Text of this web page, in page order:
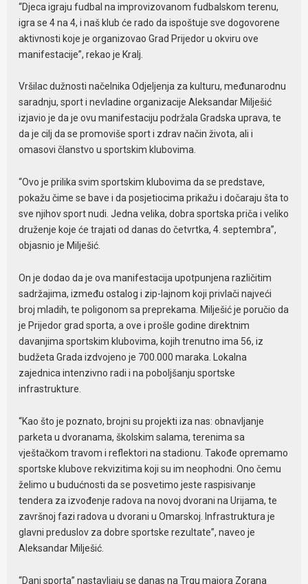
“Djeca igraju fudbal na improvizovanom fudbalskom terenu,
igra se 4 na 4, i naš klub će rado da ispoštuje sve dogovorene
aktivnosti koje je organizovao Grad Prijedor u okviru ove
manifestacije”, rekao je Kralj.
Vršilac dužnosti načelnika Odjeljenja za kulturu, međunarodnu
saradnju, sport i nevladine organizacije Aleksandar Milješić
izjavio je da je ovu manifestaciju podržala Gradska uprava, te
da je cilj da se promoviše sport i zdrav način života, ali i
omasovi članstvo u sportskim klubovima.
“Ovo je prilika svim sportskim klubovima da se predstave,
pokažu čime se bave i da posjetiocima prikažu i dočaraju šta to
sve njihov sport nudi. Jedna velika, dobra sportska priča i veliko
druženje koje će trajati od danas do četvrtka, 4. septembra”,
objasnio je Milješić.
On je dodao da je ova manifestacija upotpunjena različitim
sadržajima, između ostalog i zip-lajnom koji privlači najveći
broj mladih, te poligonom sa preprekama. Milješić je poručio da
je Prijedor grad sporta, a ove i prošle godine direktnim
davanjima sportskim klubovima, kojih trenutno ima 56, iz
budžeta Grada izdvojeno je 700.000 maraka. Lokalna
zajednica intenzivno radi i na poboljšanju sportske
infrastrukture.
“Kao što je poznato, brojni su projekti iza nas: obnavljanje
parketa u dvoranama, školskim salama, terenima sa
vještačkom travom i reflektori na stadionu. Takođe opremamo
sportske klubove rekvizitima koji su im neophodni. Ono čemu
želimo u budućnosti da se posvetimo jeste raspisivanje
tendera za izvođenje radova na novoj dvorani na Urijama, te
završnoj fazi radova u dvorani u Omarskoj. Infrastruktura je
glavni preduslov za dobre sportske rezultate”, naveo je
Aleksandar Milješić.
“Dani sporta” nastavljaju se danas na Trgu majora Zorana